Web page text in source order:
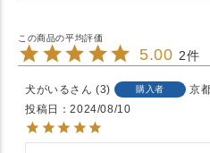
5.00 2
犬がいる 3 購入者
京
投稿日
2024/08/10